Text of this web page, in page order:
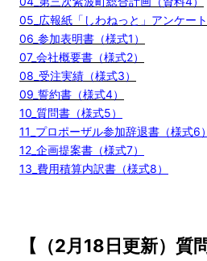
05_広報紙「しわねっと」アンケー
06_参加表明書（様式1）
07_会社概要書（様式2）
08_受注実績（様式3）
09_誓約書（様式4）
10_質問書（様式5）
11_プロポーザル参加辞退書（様式6）
12_企画提案書（様式7）
13_費用積算内訳書（様式8）
【（2月18日更新）質